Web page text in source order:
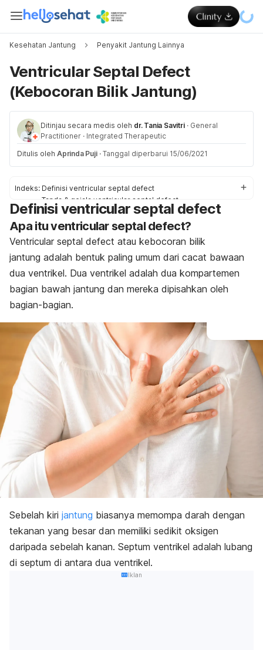
Kesehatan Jantung Penyakit Jantung Lainnya
Ventricular Septal Defect
(Kebocoran Bilik Jantung)
Ditinjau secara medis oleh dr. Tania Savitri · General
Practitioner · Integrated Therapeutic
Ditulis oleh Aprinda Puji · Tanggal diperbarui 15/06/2021
Indeks: Definisi ventricular septal defect
Tanda & gejala ventricular septal defect
Penyebab ventricular septal defect
Faktor risiko ventricular septal defect
Komplikasi ventricular septal defect
Diagnosis & pengobatan ventricular septal defect
Pengobatan ventricular septal defect di rumah
Pencegahan ventricular septal defect
Definisi ventricular septal defect
Apa itu ventricular septal defect?
Ventricular septal defect atau kebocoran bilik
jantung adalah bentuk paling umum dari cacat bawaan
dua ventrikel. Dua ventrikel adalah dua kompartemen
bagian bawah jantung dan mereka dipisahkan oleh
bagian-bagian.
Sebelah kiri jantung biasanya memompa darah dengan
tekanan yang besar dan memiliki sedikit oksigen
daripada sebelah kanan. Septum ventrikel adalah lubang
di septum di antara dua ventrikel.
Iklan